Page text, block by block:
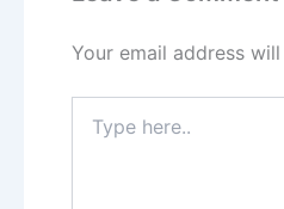
Your email address
here..